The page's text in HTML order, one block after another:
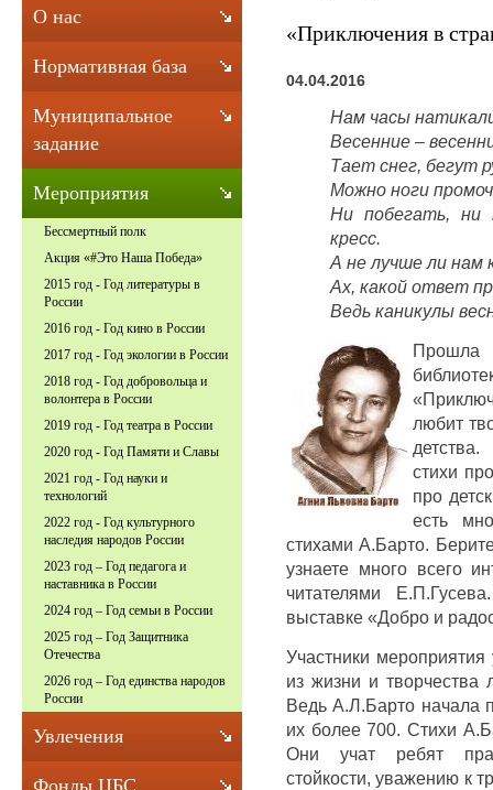
«Приключения в
04.04.2016
Нам часы
Весенние –
Тает снег, бегут
Можно ноги
Ни побегать, ни
кресс.
А не лучше ли нам
Ах, какой ответ
Ведь каникулы
Прошла
любит
стихи
про
есть
стихами А.Барто.
узнаете много всего
читателями
выставке «Добро и
Участники
из жизни и творчества
Ведь А.Л.Барто начала
их более 700. Стихи
Они учат ребят
стойкости, уважению к
О нас
Нормативная база
Муниципальное
задание
Мероприятия
Бессмертный полк
Акция «#Это Наша Победа»
2015 год - Год литературы в
России
2016 год - Год кино в России
2017 год - Год экологии в России
2018 год - Год добровольца и
волонтера в России
2019 год - Год театра в России
2020 год - Год Памяти и Славы
2021 год - Год науки и
технологий
2022 год - Год культурного
наследия народов России
2023 год – Год педагога и
наставника в России
2024 год – Год семьи в России
2025 год – Год Защитника
Отечества
2026 год – Год единства народов
России
Увлечения
Фонды ЦБС